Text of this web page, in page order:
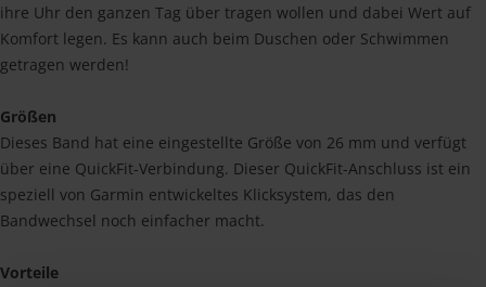
ihre Uhr den ganzen Tag über tragen wollen und dabei Wert auf
Komfort legen. Es kann auch beim Duschen oder Schwimmen
getragen werden!
Größen
Dieses Band hat eine eingestellte Größe von 26 mm und verfügt
über eine QuickFit-Verbindung. Dieser QuickFit-Anschluss ist ein
speziell von Garmin entwickeltes Klicksystem, das den
Bandwechsel noch einfacher macht.
Vorteile